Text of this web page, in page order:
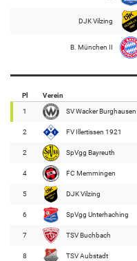
DJK Vilzing
B. München II
Pl Verein
1 SV Wacker Burghausen
2 FV Illertissen 1921
2 SpVgg Bayreuth
4 FC Memmingen
5 DJK Vilzing
6 SpVgg Unterhaching
7 TSV Buchbach
8 TSV Aubstadt